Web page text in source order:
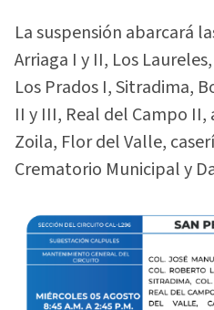
La suspensión abarcará
Arriaga I y II, Los
Los Prados I, Sitradima,
II y III, Real del Campo
Zoila, Flor del Valle,
Crematorio Municipal y